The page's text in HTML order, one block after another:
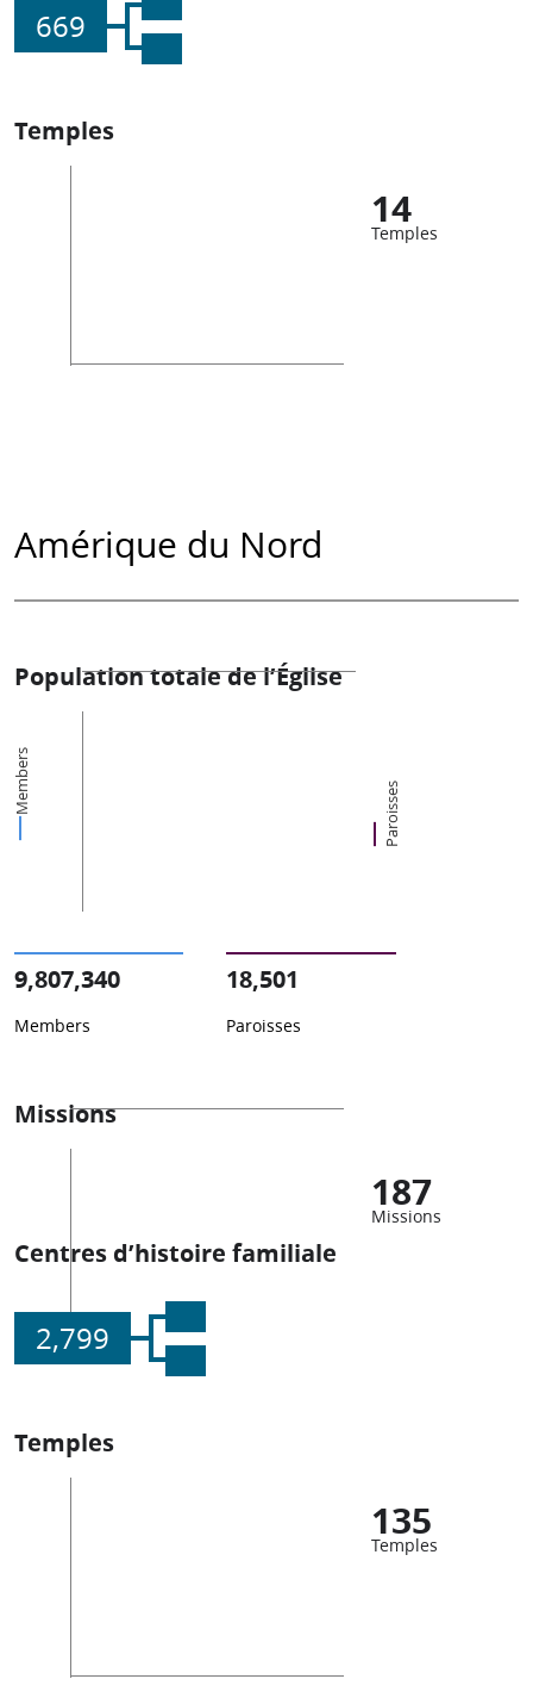
669
Temples
14
Temples
Amérique du Nord
Population totale de l’Église
Members Paroisses
9,807,340
Members
18,501
Paroisses
Missions
187
Missions
Centres d’histoire familiale
2,799
Temples
135
Temples